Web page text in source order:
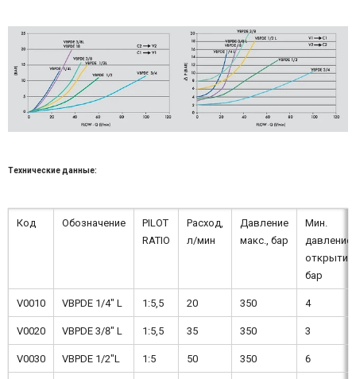
Технические данные:
Код Обозначение
PILOT
RATIO
Расход,
л/мин
Давление
макс., бар
Мин.
давление
открытия,
бар
V0010 VBPDE 1/4" L 1:5,5 20 350 4
V0020 VBPDE 3/8" L 1:5,5 35 350 3
V0030 VBPDE 1/2"L 1:5 50 350 6